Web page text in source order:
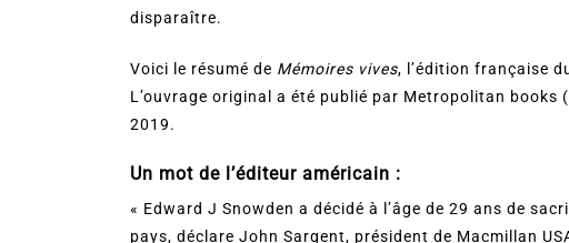
disparaître.
Voici le résumé de Mémoires vives, l’édition française
L’ouvrage original a été publié par Metropolitan books
2019.
Un mot de l’éditeur américain :
« Edward J Snowden a décidé à l’âge de 29 ans de
pays, déclare John Sargent, président de Macmillan